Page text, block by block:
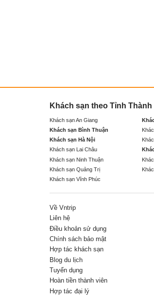
Khách sạn theo Tỉnh Thành
Khách sạn An Giang
Khách sạn Bình Thuận
Khách sạn Hà Nội
Khách sạn Lai Châu
Khách sạn Ninh Thuận
Khách sạn Quảng Trị
Khách sạn Vĩnh Phúc
Về Vntrip
Liên hệ
Điều khoản sử dụng
Chính sách bảo mật
Hợp tác khách sạn
Blog du lịch
Tuyển dụng
Hoàn tiền thành viên
Hợp tác đại lý